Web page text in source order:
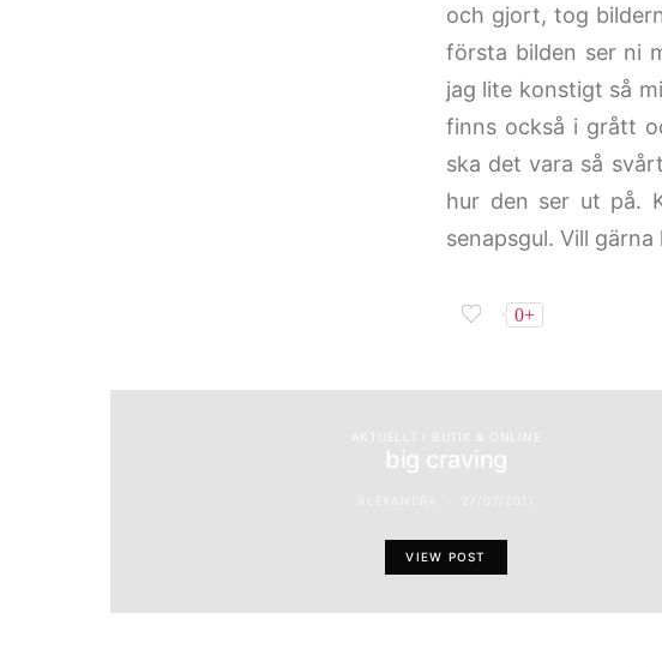
och gjort, tog
första bilden ser ni
jag lite konstigt så
finns också i grått
ska det vara så
hur den ser ut på.
senapsgul. Vill
0+
AKTUELLT I BUTIK & ONLINE
big craving
VIEW POST